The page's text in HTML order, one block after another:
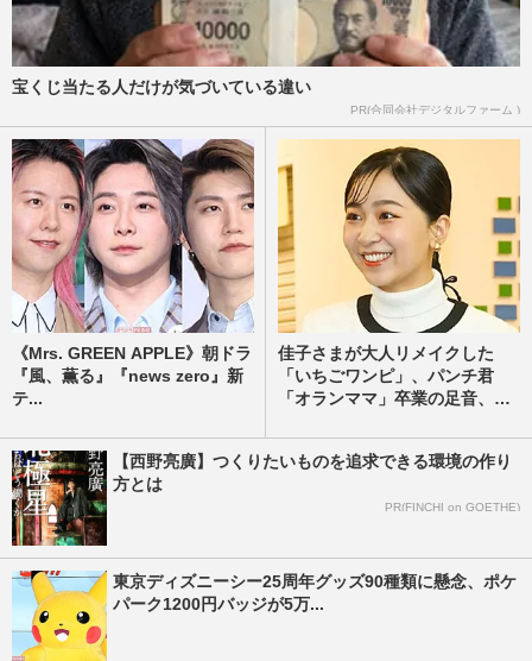
宝くじ当たる人だけが気づいている違い
PR(合同会社デジタルファーム )
《Mrs. GREEN APPLE》朝ドラ
『風、薫る』『news zero』新
テ...
佳子さまが大人リメイクした
「いちごワンピ」、パンチ君
「オランママ」卒業の足音、
【西野亮廣】つくりたいものを追求できる環境の作り
方とは
PR(FINCHI on GOETHE)
東京ディズニーシー25周年グッズ90種類に懸念、ポケ
パーク1200円バッジが5万...